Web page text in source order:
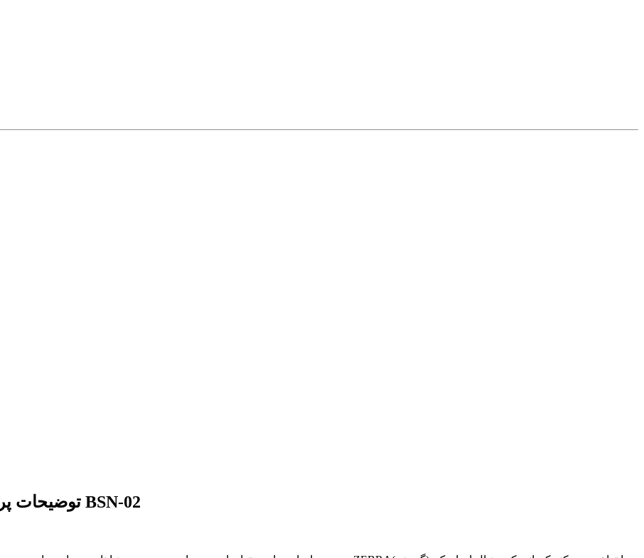
توضیحات پرده زبرا تصویری طرح سالن ماساژ و اسپا کد BSN-02